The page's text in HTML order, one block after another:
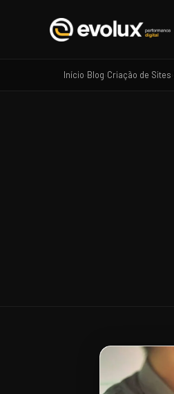
Início Blog Criação de Sites